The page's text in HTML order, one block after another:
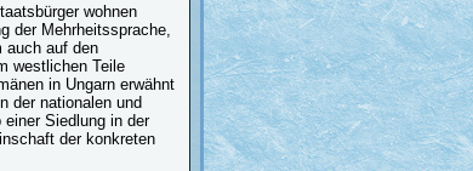
wohnen
der Mehrheitssprache,
auch auf den
westlichen Teile
in Ungarn erwähnt
der nationalen und
Siedlung in der
der konkreten